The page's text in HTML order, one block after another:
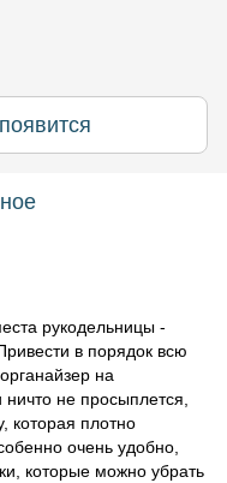
рукодельницы -
в порядок всю
на
не просыплется,
которая плотно
очень удобно,
которые можно убрать